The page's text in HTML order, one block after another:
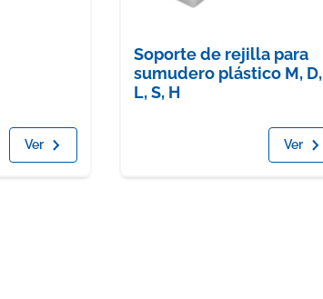
Ver
Soporte de rejilla para
sumudero plástico M, D,
L, S, H
Ver